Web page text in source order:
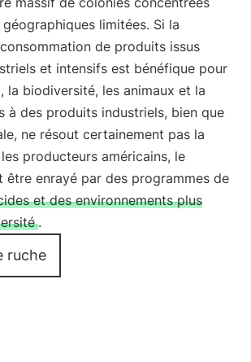
limitées. Si la
de produits issus
et intensifs est bénéfique pour
la biodiversité, les animaux et la
à des produits industriels, bien que
ne résout certainement pas la
producteurs américains, le
être enrayé par des programmes de
et des environnements plus
.
ruche